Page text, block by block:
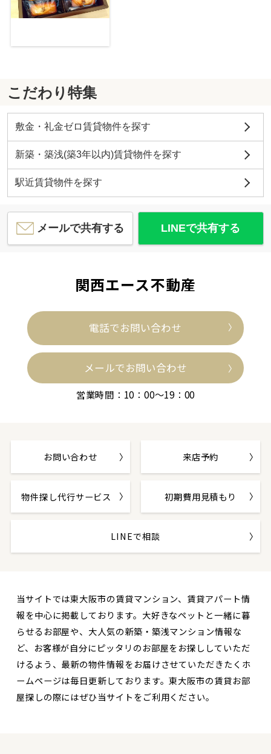
こだわり特集
敷金・礼金ゼロ賃貸物件を探す
新築・築浅(築3年以内)賃貸物件を探す
駅近賃貸物件を探す
メールで共有する LINEで共有する
関西エース不動産
電話でお問い合わせ
メールでお問い合わせ
営業時間：10：00～19：00
お問い合わせ 来店予約
物件探し代行サービス 初期費用見積もり
LINEで相談
当サイトでは東大阪市の賃貸マンション、賃貸アパート情
報を中心に掲載しております。大好きなペットと一緒に暮
らせるお部屋や、大人気の新築・築浅マンション情報な
ど、お客様が自分にピッタリのお部屋をお探ししていただ
けるよう、最新の物件情報をお届けさせていただきたくホ
ームページは毎日更新しております。東大阪市の賃貸お部
屋探しの際にはぜひ当サイトをご利用ください。